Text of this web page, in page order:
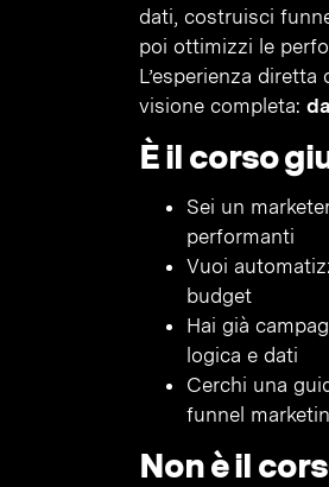
dati, costruisci
poi ottimizzi le
L’esperienza diretta
visione completa:
È il corso
Sei un
performanti
Vuoi
budget
Hai già
logica e dati
Cerchi una
funnel
Non è il